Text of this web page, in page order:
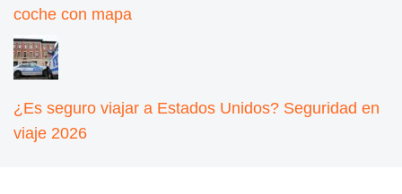
coche con mapa
¿Es seguro viajar a Estados Unidos? Seguridad en
viaje 2026